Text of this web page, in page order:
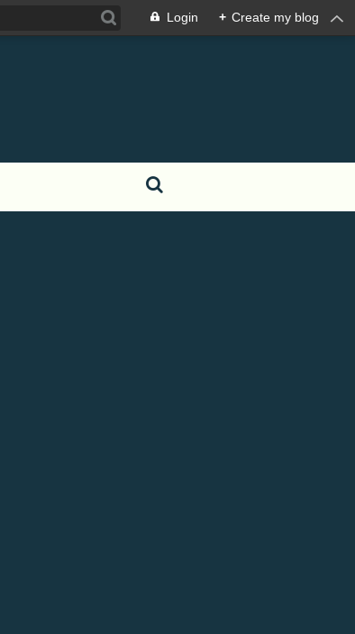
Login + Create my blog